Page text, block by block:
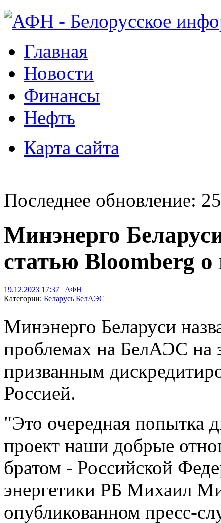
Главная
Новости
Финансы
Нефть
Карта сайта
Последнее обновление:
Минэнерго
статью Bloomberg
19.12.2023 17:37 | АФН
Категории: Беларусь БелАЭС
Минэнерго Беларуси
проблемах на БелАЭС на
призванным
Россией.
"Это очередная попытка
проект наши добрые
братом - Российской
энергетики РБ Михаил
опубликованном пресс-